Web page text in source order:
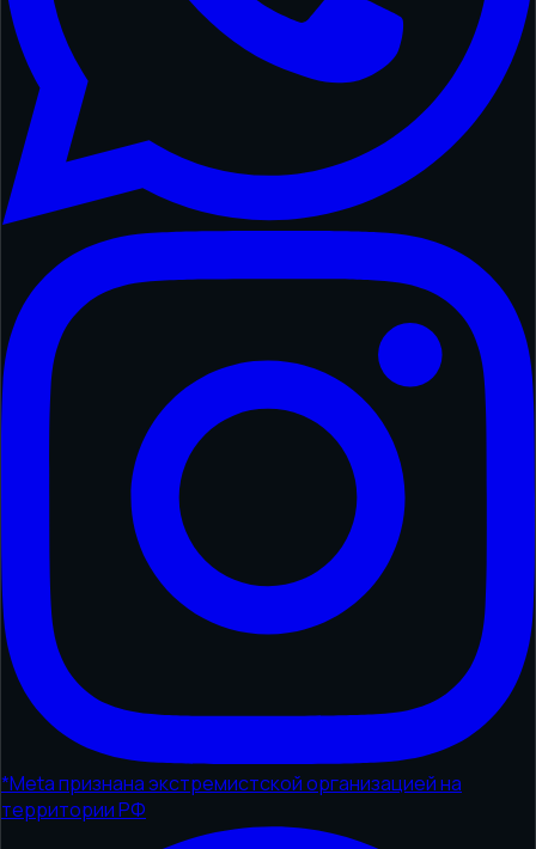
*Meta признана экстремистской организацией на
территории РФ